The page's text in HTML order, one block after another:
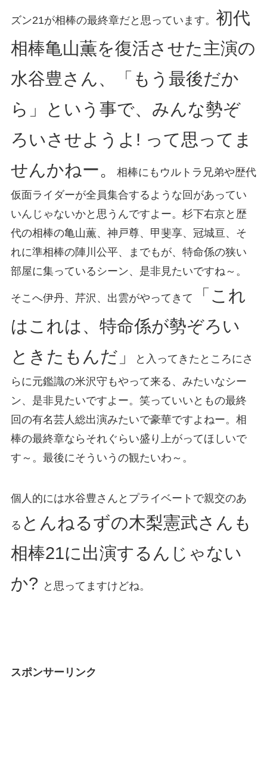
ズン21が相棒の最終章だと思っています。 初代
相棒亀山薫を復活させた主演の
水谷豊さん、「もう最後だか
ら」という事で、みんな勢ぞ
ろいさせようよ! って思ってま
せんかねー。
相棒にもウルトラ兄弟や歴代
仮面ライダーが全員集合するような回があってい
いんじゃないかと思うんですよー。杉下右京と歴
代の相棒の亀山薫、神戸尊、甲斐享、冠城亘、そ
れに準相棒の陣川公平、までもが、特命係の狭い
部屋に集っているシーン、是非見たいですね～。
そこへ伊丹、芹沢、出雲がやってきて
「これ
はこれは、特命係が勢ぞろい
ときたもんだ」
と入ってきたところにさ
らに元鑑識の米沢守もやって来る、みたいなシー
ン、是非見たいですよー。笑っていいともの最終
回の有名芸人総出演みたいで豪華ですよねー。相
棒の最終章ならそれぐらい盛り上がってほしいで
す～。最後にそういうの観たいわ～。
個人的には水谷豊さんとプライベートで親交のあ
る とんねるずの木梨憲武さんも
相棒21に出演するんじゃない
か? と思ってますけどね。
スポンサーリンク